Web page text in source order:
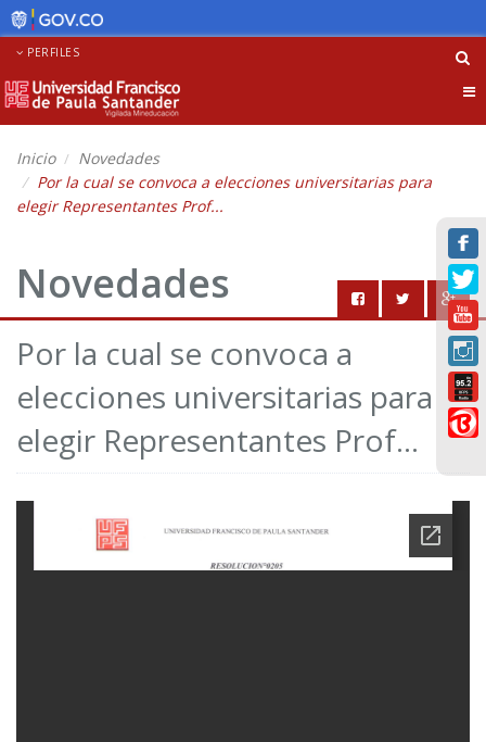
PERFILES
Inicio
Novedades
Por la cual se convoca a elecciones universitarias para
elegir Representantes Prof...
Novedades
Por la cual se convoca a
elecciones universitarias para
elegir Representantes Prof...